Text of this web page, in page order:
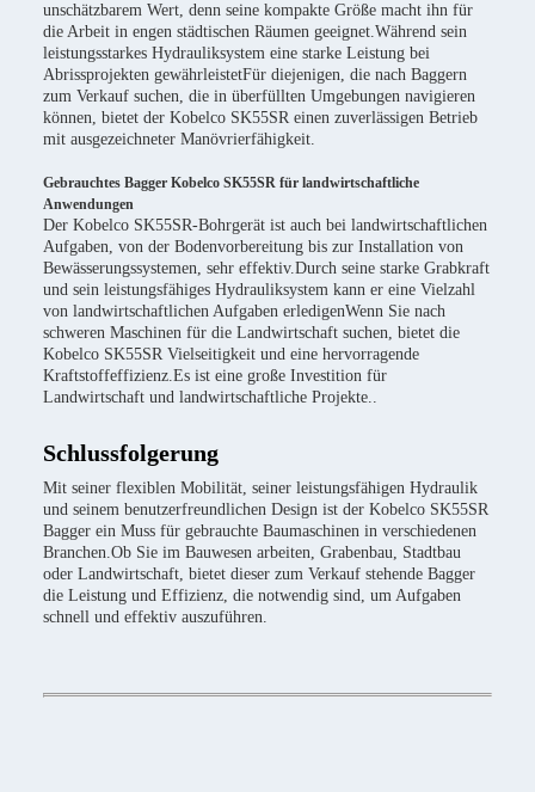
unschätzbarem Wert, denn seine kompakte Größe macht ihn für
die Arbeit in engen städtischen Räumen geeignet.Während sein
leistungsstarkes Hydrauliksystem eine starke Leistung bei
Abrissprojekten gewährleistetFür diejenigen, die nach Baggern
zum Verkauf suchen, die in überfüllten Umgebungen navigieren
können, bietet der Kobelco SK55SR einen zuverlässigen Betrieb
mit ausgezeichneter Manövrierfähigkeit.
Gebrauchtes Bagger Kobelco SK55SR für landwirtschaftliche
Anwendungen
Der Kobelco SK55SR-Bohrgerät ist auch bei landwirtschaftlichen
Aufgaben, von der Bodenvorbereitung bis zur Installation von
Bewässerungssystemen, sehr effektiv.Durch seine starke Grabkraft
und sein leistungsfähiges Hydrauliksystem kann er eine Vielzahl
von landwirtschaftlichen Aufgaben erledigenWenn Sie nach
schweren Maschinen für die Landwirtschaft suchen, bietet die
Kobelco SK55SR Vielseitigkeit und eine hervorragende
Kraftstoffeffizienz.Es ist eine große Investition für
Landwirtschaft und landwirtschaftliche Projekte..
Schlussfolgerung
Mit seiner flexiblen Mobilität, seiner leistungsfähigen Hydraulik
und seinem benutzerfreundlichen Design ist der Kobelco SK55SR
Bagger ein Muss für gebrauchte Baumaschinen in verschiedenen
Branchen.Ob Sie im Bauwesen arbeiten, Grabenbau, Stadtbau
oder Landwirtschaft, bietet dieser zum Verkauf stehende Bagger
die Leistung und Effizienz, die notwendig sind, um Aufgaben
schnell und effektiv auszuführen.